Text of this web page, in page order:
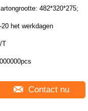
482*320*275;
20 het werkdagen
T
Contact nu